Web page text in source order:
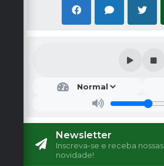
Newsletter
Inscreva-se e receba nossas
novidade!